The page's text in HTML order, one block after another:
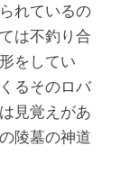
れているの
は不釣り合
をしてい
るそのロバ
見覚えがあ
陵墓の神道